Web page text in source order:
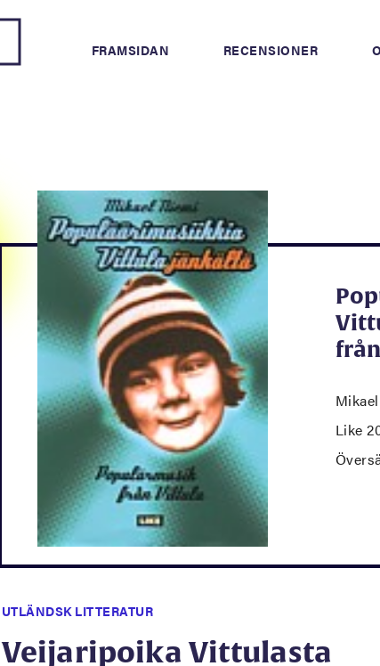
FRAMSIDAN RECENSIONER
Like
UTLÄNDSK LITTERATUR
Veijaripoika Vittulasta